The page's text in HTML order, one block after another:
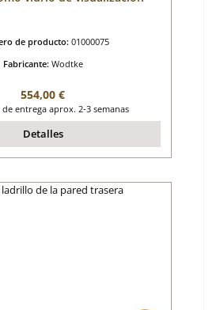
de producto: 01000075
Fabricante: Wodtke
Precio normal:
554,00 €
entrega aprox. 2-3 semanas
Detalles